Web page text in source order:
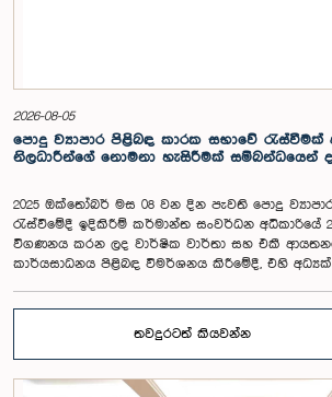
2026-08-05
පොදු ව්‍යාපාර පිළිබඳ කාරක සභාවේ රැස්වීමක්
නිලධාරීන්ගේ නොමනා හැසිරීමක් සම්බන්ධයෙන්
2025 ඔක්තෝබර් මස 08 වන දින පැවති පොදු
රැස්වීමේදී ඉදිකිරීම් කර්මාන්ත සංවර්ධන අධිකාරියේ
විගණනය කරන ලද වාර්ෂික වාර්තා සහ එකී
කාර්යසාධනය පිළිබඳ විමර්ශනය කිරීමේදී, එහි
නිලධාරීන් විසින් තම ඇඳුම් පැළඳුම් සම්බන්ධයෙන්
නිර්නායකයන්ගෙන් බැහැරව, එකී අවස්ථාවට නුසුදුසු
රැස්වීමට සහභාගී වී සිටි බව කාරක සභාව විසින්
තවදුරටත් කියවන්න